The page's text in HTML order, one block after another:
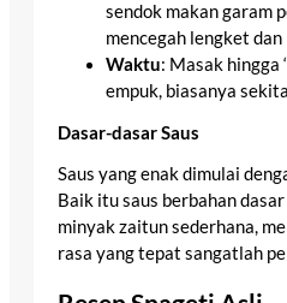
sendok makan garam
mencegah lengket
Waktu: Masak hingga
empuk, biasanya
Dasar-dasar Saus
Saus yang enak dimulai
Baik itu saus berbahan
minyak zaitun sederhana,
rasa yang tepat sangatlah